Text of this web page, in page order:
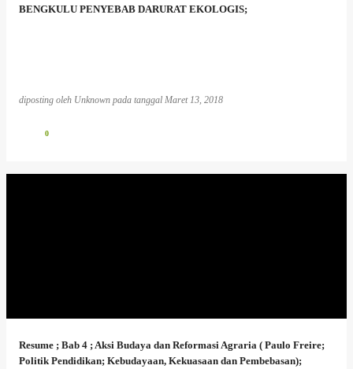
BENGKULU PENYEBAB DARURAT EKOLOGIS;
diposting oleh Unknown pada tanggal Maret 13, 2018
0
Resume ; Bab 4 ; Aksi Budaya dan Reformasi Agraria ( Paulo Freire;
Politik Pendidikan; Kebudayaan, Kekuasaan dan Pembebasan);